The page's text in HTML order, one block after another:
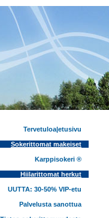
Tervetuloa|etusivu
Sokerittomat makeiset
Karppisokeri ®
Hiilarittomat herkut
UUTTA: 30-50% VIP-etu
Palvelusta sanottua